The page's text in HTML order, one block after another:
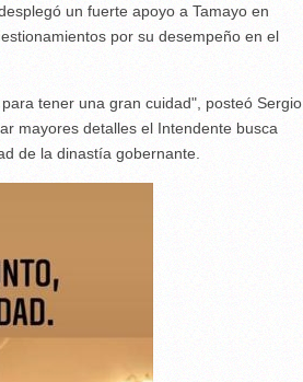
un fuerte apoyo a Tamayo en
por su desempeño en el
tener una gran cuidad", posteó Sergio
mayores detalles el Intendente busca
de la dinastía gobernante.